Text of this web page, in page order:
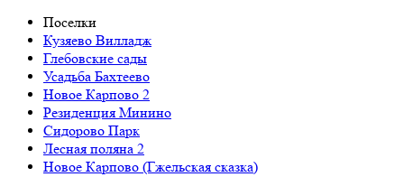
Поселки
Кузяево Вилладж
Глебовские сады
Усадьба Бахтеево
Новое Карпово 2
Резиденция Минино
Сидорово Парк
Лесная поляна 2
Новое Карпово (Гжельская сказка)